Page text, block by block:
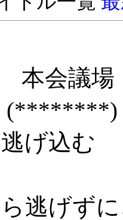
本会議
(********)
逃げ込む
逃げず